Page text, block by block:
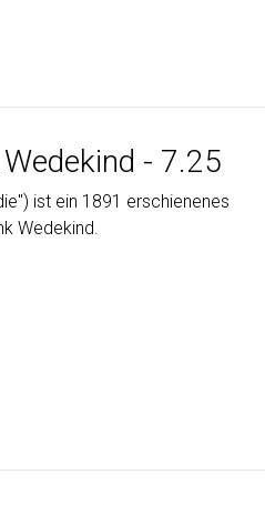
- 7.25
ist ein 1891 erschienenes
Wedekind.